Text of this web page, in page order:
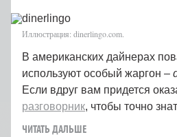
Иллюстрация: dinerlingo.com.
В американских дайнерах
используют особый жаргон –
Если вдруг вам придется
разговорник, чтобы точно
ЧИТАТЬ ДАЛЬШЕ